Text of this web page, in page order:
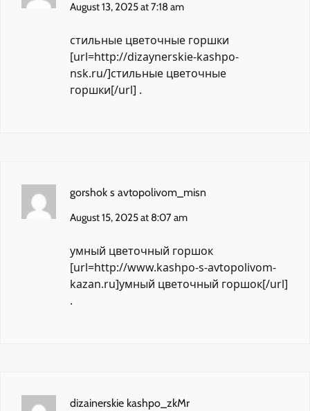
August 13, 2025 at 7:18 am
стильные цветочные горшки
[url=http://dizaynerskie-kashpo-
nsk.ru/]стильные цветочные
горшки[/url] .
gorshok s avtopolivom_misn
August 15, 2025 at 8:07 am
умный цветочный горшок
[url=http://www.kashpo-s-avtopolivom-
kazan.ru]умный цветочный горшок[/url]
.
dizainerskie kashpo_zkMr